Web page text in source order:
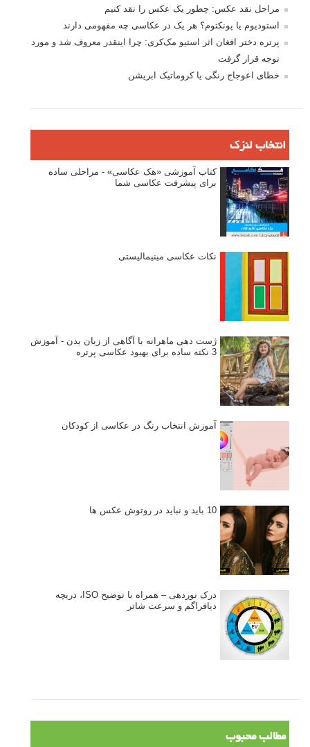
مراحل نقد عکس: چطور یک عکس را نقد کنیم
استودیوم یا پونکتوم؟ هر یک در عکاسی چه مفهومی دارند
پرتره دختر افغان اثر استیو مک‌کری: چرا اینقدر معروف شد و مورد
توجه قرار گرفت
خطای اعوجاج رنگی یا کروماتیک ابریشن
انتخاب لنزک
کتاب آموزشی «هک عکاسی» - مراحلی ساده
برای پیشرفت عکاسی شما
نکات عکاسی مینیمالیستی
ژست دهی ماهرانه با آگاهی از زبان بدن - آموزش
3 نکته ساده برای بهبود عکاسی پرتره
آموزش انتخاب رنگ در عکاسی از کودکان
10 باید و نباید در روتوش عکس ها
درک نوردهی – همراه با توضیح ISO، دریچه
دیافراگم و سرعت شاتر
مطالب محبوب